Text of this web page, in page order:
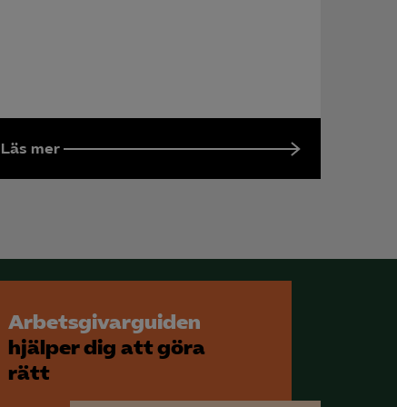
Läs mer
Arbetsgivarguiden
hjälper dig att göra
rätt